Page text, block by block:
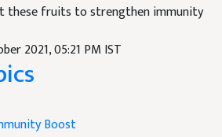
these fruits to strengthen immunity
2021, 05:21 PM IST
Boost